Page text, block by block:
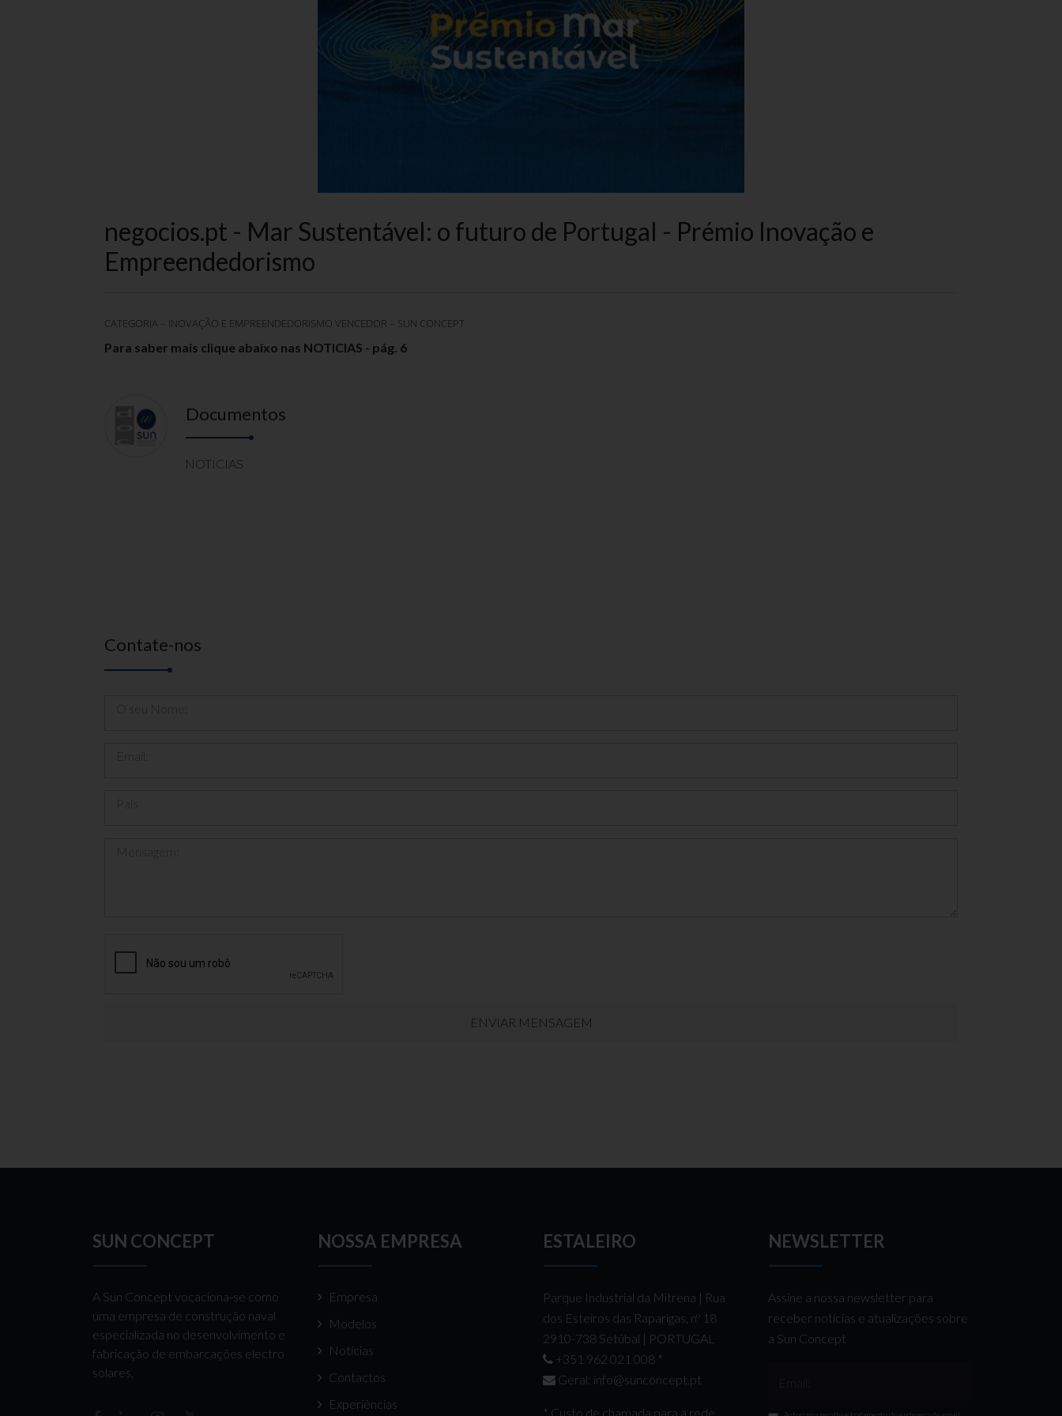
negocios.pt - Mar Sustentável: o futuro de Portugal - Prémio Inovação e
Empreendedorismo
CATEGORIA – INOVAÇÃO E EMPREENDEDORISMO VENCEDOR – SUN CONCEPT
Para saber mais clique abaixo nas NOTICIAS - pág. 6
Documentos
NOTICIAS
Contate-nos
Mensagem:
ENVIAR MENSAGEM
SUN CONCEPT
A Sun Concept vocaciona-se como
uma empresa de construção naval
especializada no desenvolvimento e
fabricação de embarcações electro
solares,
NOSSA EMPRESA
Empresa
Modelos
Notícias
Contactos
Experiências
ESTALEIRO
Parque Industrial da Mitrena | Rua
dos Esteiros das Raparigas, nº 18
2910-738 Setúbal | PORTUGAL
+351 962 021 008 *
Geral: info@sunconcept.pt
* Custo de chamada para a rede
NEWSLETTER
Assine a nossa newsletter para
receber notícias e atualizações sobre
a Sun Concept